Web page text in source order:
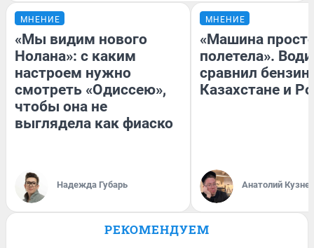
МНЕНИЕ
«Мы видим нового
Нолана»: с каким
настроем нужно
смотреть «Одиссею»,
чтобы она не
выглядела как фиаско
Надежда Губарь
МНЕНИЕ
«Машина
полетела».
сравнил бензин
Казахстане и
Анатолий
РЕКОМЕНДУЕМ